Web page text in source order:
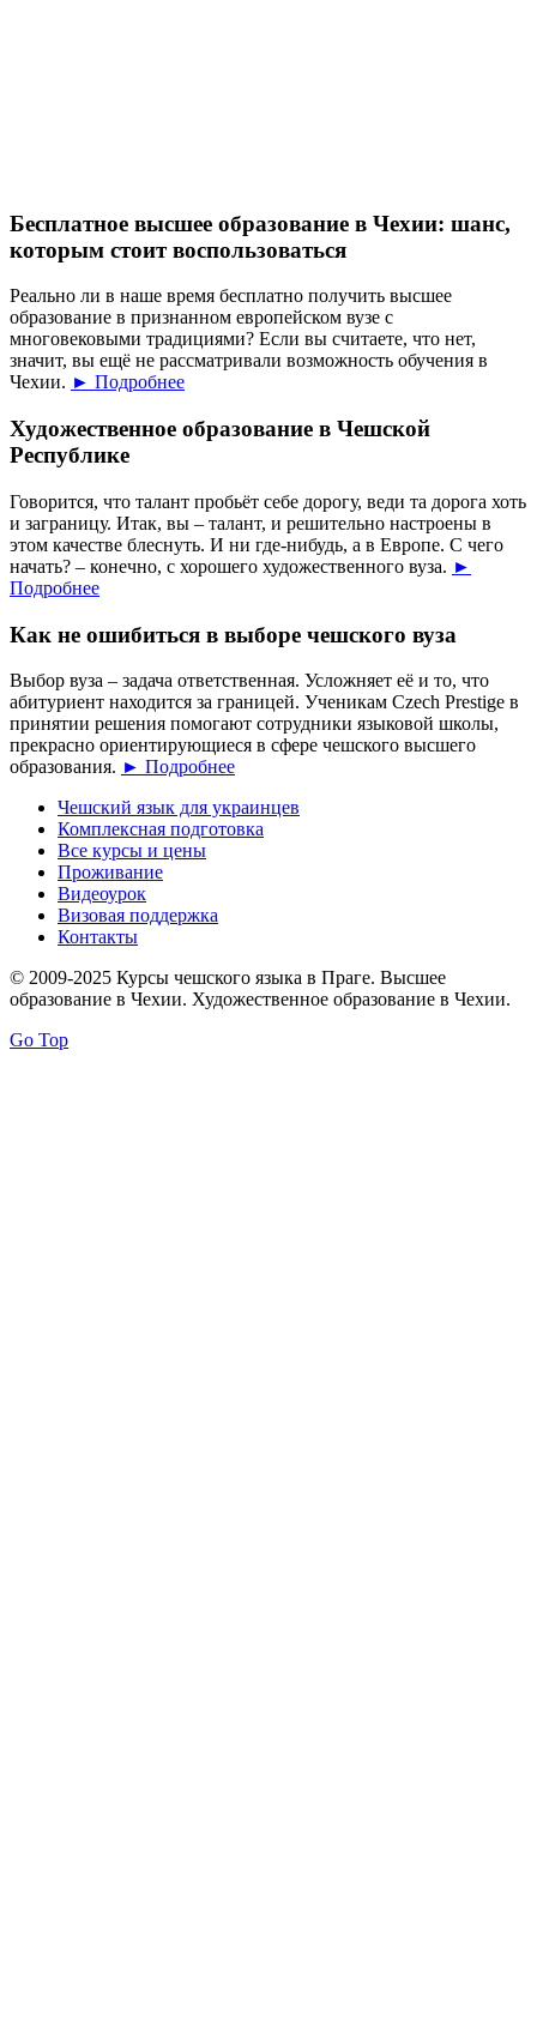
Бесплатное высшее образование в Чехии: шанс,
которым стоит воспользоваться
Реально ли в наше время бесплатно получить высшее
образование в признанном европейском вузе с
многовековыми традициями? Если вы считаете, что нет,
значит, вы ещё не рассматривали возможность обучения в
Чехии. ► Подробнее
Художественное образование в Чешской
Республике
Говорится, что талант пробьёт себе дорогу, веди та дорога хоть
и заграницу. Итак, вы – талант, и решительно настроены в
этом качестве блеснуть. И ни где-нибудь, а в Европе. С чего
начать? – конечно, с хорошего художественного вуза. ►
Подробнее
Как не ошибиться в выборе чешского вуза
Выбор вуза – задача ответственная. Усложняет её и то, что
абитуриент находится за границей. Ученикам Czech Prestige в
принятии решения помогают сотрудники языковой школы,
прекрасно ориентирующиеся в сфере чешского высшего
образования. ► Подробнее
Чешский язык для украинцев
Комплексная подготовка
Все курсы и цены
Проживание
Видеоурок
Визовая поддержка
Контакты
© 2009-2025 Курсы чешского языка в Праге. Высшее
образование в Чехии. Художественное образование в Чехии.
Go Top